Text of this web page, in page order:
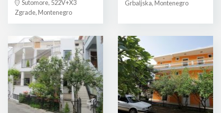
Sutomore, 522V+X3
Zgrade, Montenegro
Grbaljska, Montenegro